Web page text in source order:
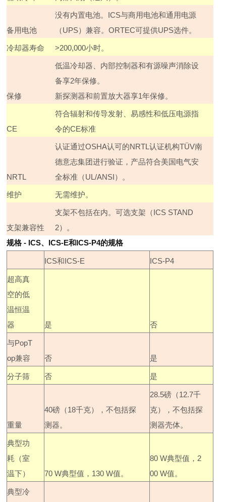
备用电池
没有内置电池。 ICS与商用电池和通用电源
（UPS）兼容。ORTEC可提供UPS选件。
冷却器寿命 >200,000小时。
保修
低温冷却器、内部控制器和有源噪声消除设
备享2年保修。
新探测器和前置放大器享1年保修。
CE
符合辐射和传导发射、易感性和低压电源指
令的CE标准
NRTL
认证通过OSHA认可的NRTL认证机构TÜV南
德意志集团进行验证，产品符合美国电气安
全标准（UL/ANSI）。
维护 无需维护。
支架兼容性
支架不包括在内。可选支架（ICS STAND
2）。
规格- ICS、 ICS-E和ICS-P4的规格
ICS和ICS-E ICS-P4
超高真
空的低
温恒温
器
是 否
与PopT
op兼容 否 是
分子筛 否 是
重量
40磅（18千克），不包括探
测器。
28.5磅（12.7千
克），不包括探
测器壳体。
典型功
耗（室
温下）
70 W典型值， 130 W值。
80 W典型值， 2
00 W值。
典型冷